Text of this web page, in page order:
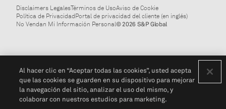
Disclaimers LegalesTérminos de UsoAviso de Cookie
Política de PrivacidadPortal de privacidad del cliente (en inglés)
No Vendan Mi Información Personal© 2026 S&P Global
Al hacer clic en “Aceptar todas las cookies”, usted acepta
que las cookies se guarden en su dispositivo para mejorar
la navegación del sitio, analizar el uso del mismo, y
colaborar con nuestros estudios para marketing.